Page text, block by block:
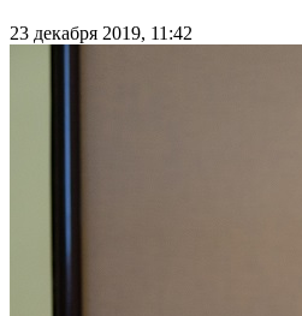
23 декабря 2019, 11:42